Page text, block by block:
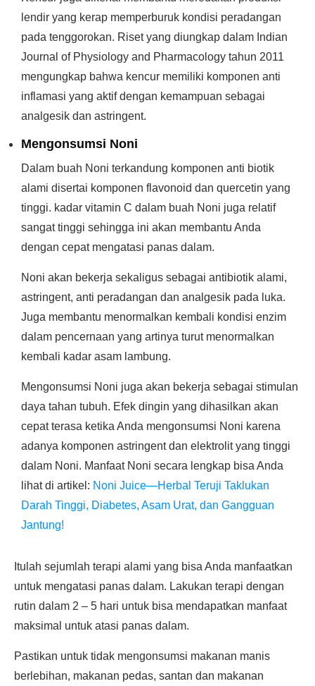
lendir yang kerap memperburuk kondisi peradangan
pada tenggorokan. Riset yang diungkap dalam Indian
Journal of Physiology and Pharmacology tahun 2011
mengungkap bahwa kencur memiliki komponen anti
inflamasi yang aktif dengan kemampuan sebagai
analgesik dan astringent.
Mengonsumsi Noni
Dalam buah Noni terkandung komponen anti biotik
alami disertai komponen flavonoid dan quercetin yang
tinggi. kadar vitamin C dalam buah Noni juga relatif
sangat tinggi sehingga ini akan membantu Anda
dengan cepat mengatasi panas dalam.
Noni akan bekerja sekaligus sebagai antibiotik alami,
astringent, anti peradangan dan analgesik pada luka.
Juga membantu menormalkan kembali kondisi enzim
dalam pencernaan yang artinya turut menormalkan
kembali kadar asam lambung.
Mengonsumsi Noni juga akan bekerja sebagai stimulan
daya tahan tubuh. Efek dingin yang dihasilkan akan
cepat terasa ketika Anda mengonsumsi Noni karena
adanya komponen astringent dan elektrolit yang tinggi
dalam Noni. Manfaat Noni secara lengkap bisa Anda
lihat di artikel: Noni Juice—Herbal Teruji Taklukan
Darah Tinggi, Diabetes, Asam Urat, dan Gangguan
Jantung!
Itulah sejumlah terapi alami yang bisa Anda manfaatkan
untuk mengatasi panas dalam. Lakukan terapi dengan
rutin dalam 2 – 5 hari untuk bisa mendapatkan manfaat
maksimal untuk atasi panas dalam.
Pastikan untuk tidak mengonsumsi makanan manis
berlebihan, makanan pedas, santan dan makanan